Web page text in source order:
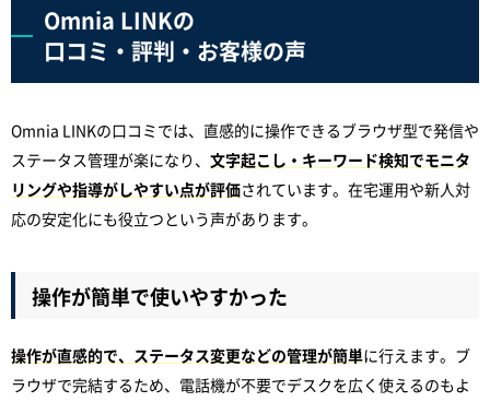
Omnia LINKの
口コミ・評判・お客様の声
Omnia LINKの口コミでは、直感的に操作できるブラウザ型で発信や
ステータス管理が楽になり、 文字起こし・キーワード検知でモニタ
リングや指導がしやすい点が評価されています。在宅運用や新人対
応の安定化にも役立つという声があります。
操作が簡単で使いやすかった
操作が直感的で、ステータス変更などの管理が簡単に行えます。ブ
ラウザで完結するため、電話機が不要でデスクを広く使えるのもよ